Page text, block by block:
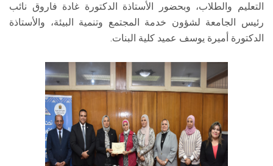
التعليم والطلاب، وبحضور الأستاذة الدكتورة غادة فاروق نائب
رئيس الجامعة لشؤون خدمة المجتمع وتنمية البيئة، والأستاذة
الدكتورة أميرة يوسف عميد كلية البنات.